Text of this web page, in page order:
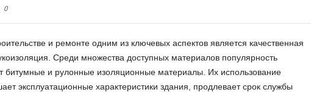
0
и ремонте одним из ключевых аспектов является качественная
Среди множества доступных материалов популярность
битумные и рулонные изоляционные материалы. Их использование
эксплуатационные характеристики здания, продлевает срок службы